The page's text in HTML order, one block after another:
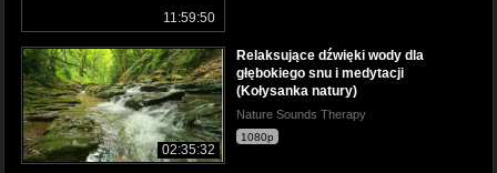
11:59:50
02:35:32
Relaksujące dźwięki wody dla
głębokiego snu i medytacji
(Kołysanka natury)
Nature Sounds Therapy
1080p